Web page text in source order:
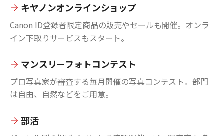
キヤノンオンラインショップ
Canon ID登録者限定商品の販売やセールも開催。オンラ
イン下取りサービスもスタート。
マンスリーフォトコンテスト
プロ写真家が審査する毎月開催の写真コンテスト。部門
は自由、自然などをご用意。
部活